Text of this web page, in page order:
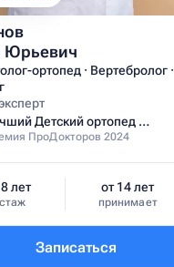
Юрьевич
ортопед · Вертебролог ·
Лучший Детский ортопед Москвы
ПроДокторов 2024
лет
стаж
от 14 лет
принимает
Записаться